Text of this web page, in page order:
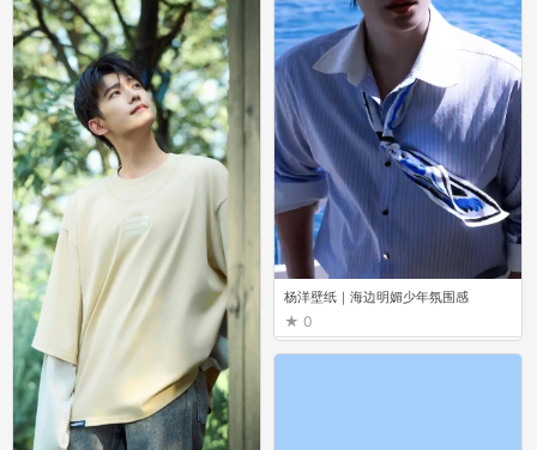
杨洋壁纸｜海边明媚少年氛围感
0